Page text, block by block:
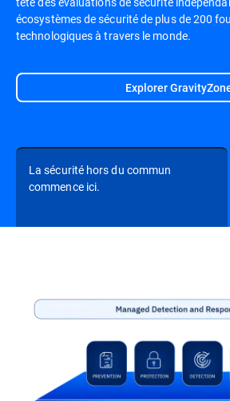
écosystèmes de sécurité de plus de 200
technologiques à travers le monde.
Explorer
La sécurité hors du commun
commence ici.